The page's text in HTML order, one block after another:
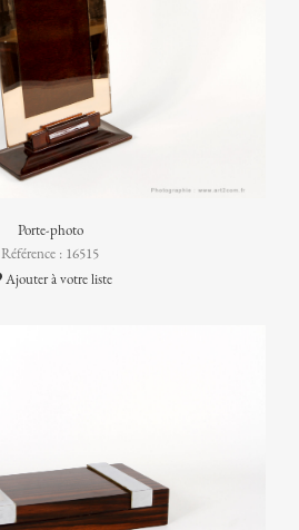
Porte-photo
Référence : 16515
Ajouter à votre liste